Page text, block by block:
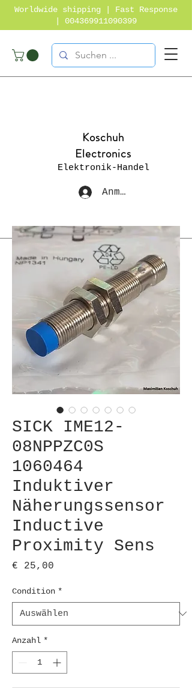
Worldwide shipping | Fast Response
004369911090399
Koschuh
Electronics
Elektronik-Handel
Anmelden
SICK IME12-
08NPPZC0S
1060464
Induktiver
Näherungssensor
Inductive
Proximity Sens
€ 25,00
Condition *
Anzahl *